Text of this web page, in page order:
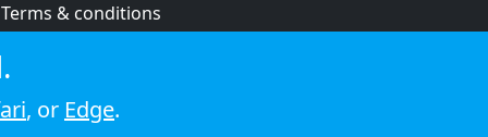
Terms & conditions
Cookie policy
, or Edge.